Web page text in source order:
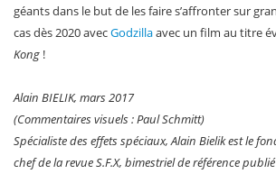
géants dans le but de les faire s’affronter sur
cas dès 2020 avecGodzillaavec un film au titre
Kong !
Alain BIELIK, mars 2017
(Commentaires visuels : Paul Schmitt)
Spécialiste des effets spéciaux, Alain Bielik est le
chef de la revue S.F.X, bimestriel de référence